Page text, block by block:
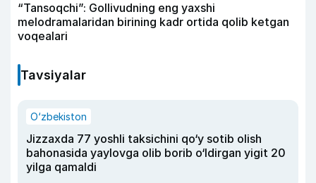
“Tansoqchi”: Gollivudning eng yaxshi
melodramalaridan birining kadr ortida qolib ketgan
voqealari
Tavsiyalar
O‘zbekiston
Jizzaxda 77 yoshli taksichini qo‘y sotib olish
bahonasida yaylovga olib borib o‘ldirgan yigit 20
yilga qamaldi